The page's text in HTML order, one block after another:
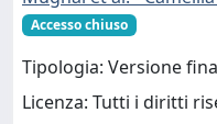
Accesso chiuso
Tipologia: Versione
Licenza: Tutti i diritti